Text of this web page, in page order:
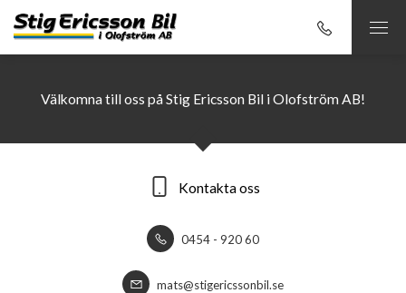
Välkomna till oss på Stig Ericsson Bil i Olofström AB!
Kontakta oss
0454 - 920 60
mats@stigericssonbil.se